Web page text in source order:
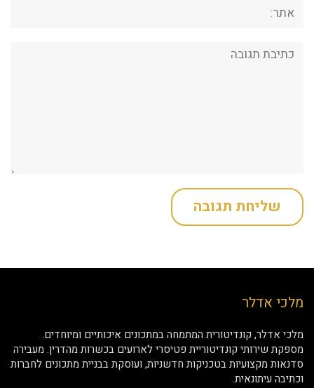
תגובה:
מלכי אדלר
מלכי אדלר, קונדיטורית המתמחה במתכונים איכותיים ומיוחדים.
מספקת שירותי קונדיטוריית פטיסרי לארועים בכשרות מהדרין. מעבירה
סדנאות מקצועיות בטכניקות חדשניות, ועוסקת בבניית מתכונים לחברות
וכתיבה עיתונאית.